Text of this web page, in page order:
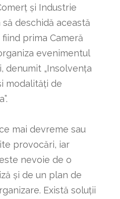
și Industrie
deschidă această
prima Cameră
evenimentul
denumit „Insolvența
modalități de
mai devreme sau
provocări, iar
nevoie de o
și de un plan de
Există soluții